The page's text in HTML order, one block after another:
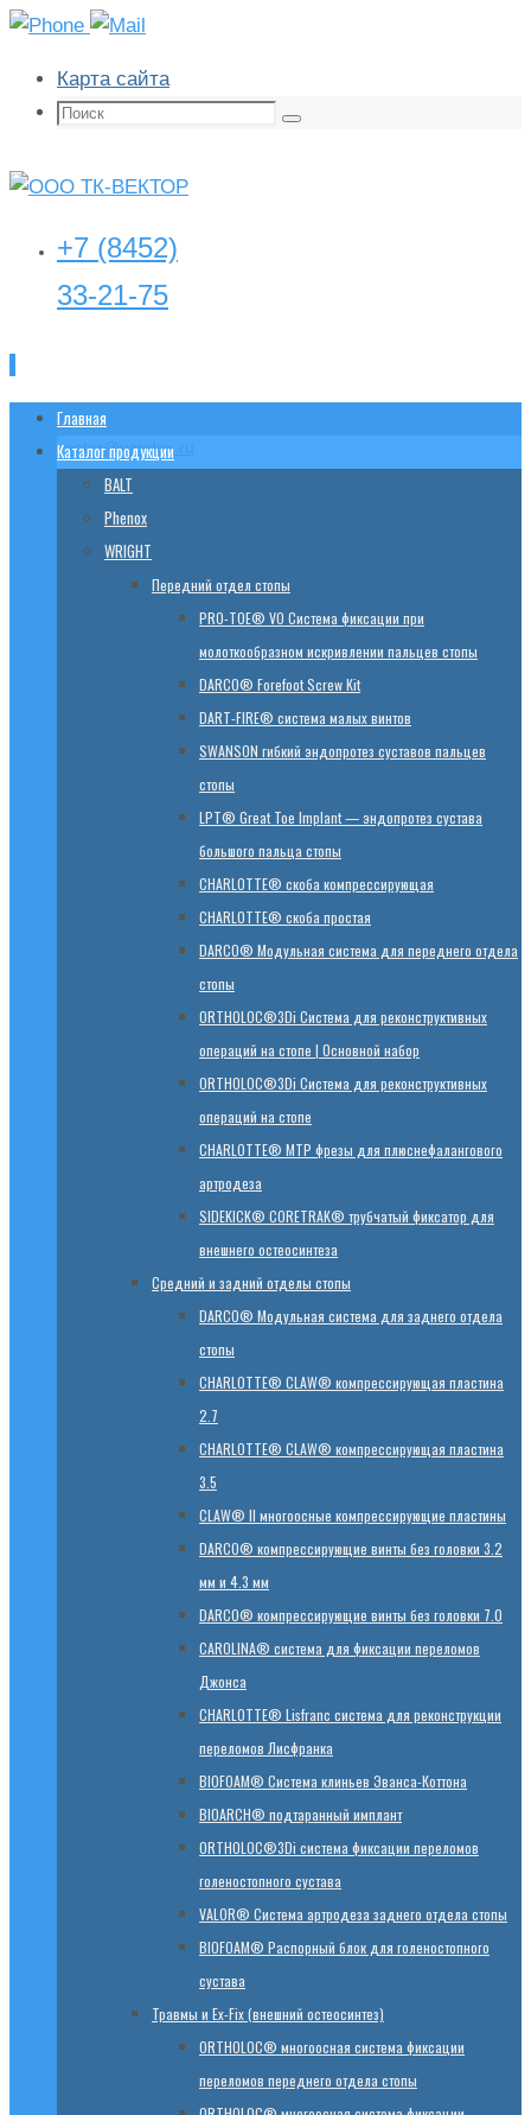
Карта сайта
Поиск:
Поиск
+7 (8452)
33-21-75
tk-
vector@yandex.ru
Перейти
содержимому
Главная
Каталог продукции
BALT
Phenox
WRIGHT
Передний отдел стопы
PRO-TOE® VO Система фиксации при
молоткообразном искривлении пальцев стопы
DARCO® Forefoot Screw Kit
DART-FIRE® система малых винтов
SWANSON гибкий эндопротез суставов пальцев
стопы
LPT® Great Toe Implant — эндопротез сустава
большого пальца стопы
CHARLOTTE® скоба компрессирующая
CHARLOTTE® скоба простая
DARCO® Модульная система для переднего отдела
стопы
ORTHOLOC®3Di Система для реконструктивных
операций на стопе | Основной набор
ORTHOLOC®3Di Система для реконструктивных
операций на стопе
CHARLOTTE® MTP фрезы для плюснефалангового
артродеза
SIDEKICK® CORETRAK® трубчатый фиксатор для
внешнего остеосинтеза
Средний и задний отделы стопы
DARCO® Модульная система для заднего отдела
стопы
CHARLOTTE® CLAW® компрессирующая пластина
2.7
CHARLOTTE® CLAW® компрессирующая пластина
3.5
CLAW® II многоосные компрессирующие пластины
DARCO® компрессирующие винты без головки 3.2
мм и 4.3 мм
DARCO® компрессирующие винты без головки 7.0
CAROLINA® система для фиксации переломов
Джонса
CHARLOTTE® Lisfranc система для реконструкции
переломов Лисфранка
BIOFOAM® Система клиньев Эванса-Коттона
BIOARCH® подтаранный имплант
ORTHOLOC®3Di система фиксации переломов
голеностопного сустава
VALOR® Система артродеза заднего отдела стопы
BIOFOAM® Распорный блок для голеностопного
сустава
Травмы и Ex-Fix (внешний остеосинтез)
ORTHOLOC® многоосная система фиксации
переломов переднего отдела стопы